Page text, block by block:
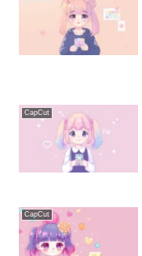
CapCut
CapCut